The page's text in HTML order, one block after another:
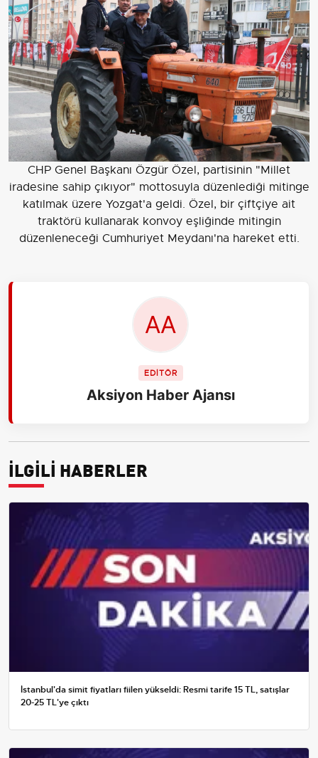
CHP Genel Başkanı Özgür Özel, partisinin "Millet
iradesine sahip çıkıyor" mottosuyla düzenlediği mitinge
katılmak üzere Yozgat'a geldi. Özel, bir çiftçiye ait
traktörü kullanarak konvoy eşliğinde mitingin
düzenleneceği Cumhuriyet Meydanı'na hareket etti.
EDİTÖR
Aksiyon Haber Ajansı
İLGİLİ HABERLER
İstanbul'da simit fiyatları fiilen yükseldi: Resmi tarife 15 TL, satışlar
20-25 TL'ye çıktı